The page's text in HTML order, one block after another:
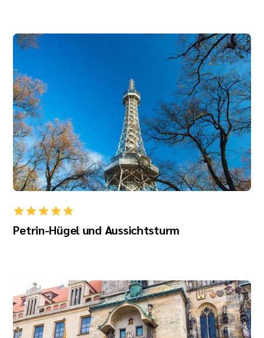
Petrin-Hügel und Aussichtsturm